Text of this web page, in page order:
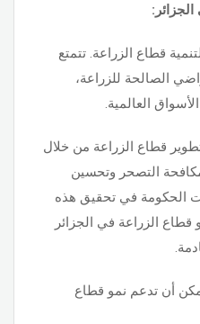
قطاع الزراعة. تتمتع
الصالحة للزراعة،
العالمية.
قطاع الزراعة من خلال
التصحر وتحسين
الحكومة في تحقيق هذه
قطاع الزراعة في الجزائر
أن تدعم نمو قطاع